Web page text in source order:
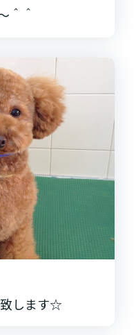
＾＾
します☆